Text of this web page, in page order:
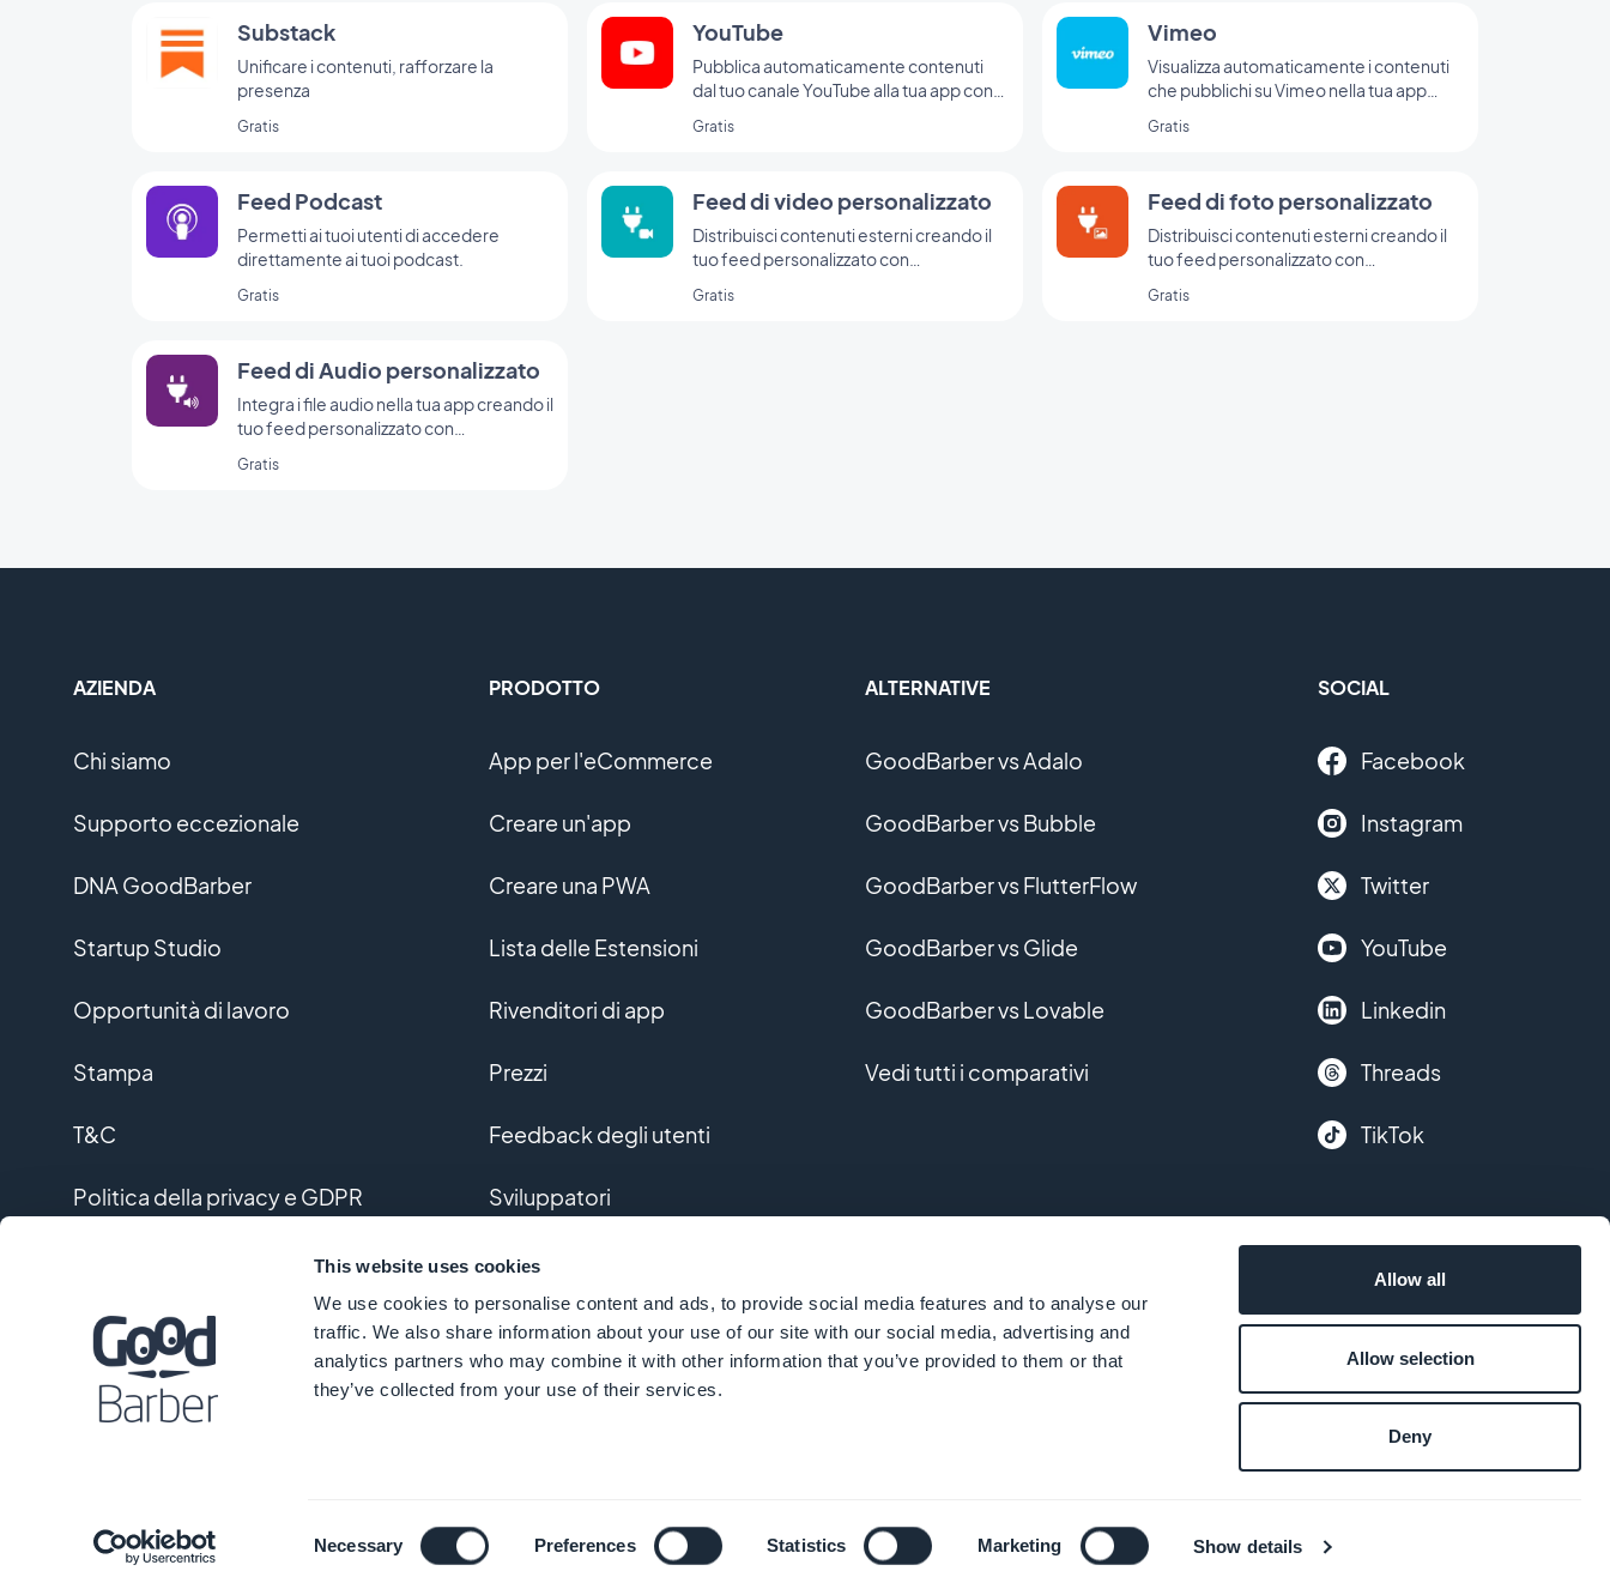
This website uses cookies
We use cookies to personalise content and ads, to provide social media features and to analyse our
traffic. We also share information about your use of our site with our social media, advertising and
analytics partners who may combine it with other information that you’ve provided to them or that
they’ve collected from your use of their services.
Necessary Preferences Statistics Marketing Show details
Allow all
Allow selection
Deny
Substack
Unificare i contenuti, rafforzare la
presenza
Gratis
YouTube
Pubblica automaticamente contenuti
dal tuo canale YouTube alla tua app con
Gratis
Vimeo
Visualizza automaticamente i contenuti
che pubblichi su Vimeo nella tua app
per una sincronizzazione in tempo reale
Gratis
Feed Podcast
Permetti ai tuoi utenti di accedere
direttamente ai tuoi podcast.
Gratis
Feed di video personalizzato
Distribuisci contenuti esterni creando il
tuo feed personalizzato con
Gratis
Feed di foto personalizzato
Distribuisci contenuti esterni creando il
tuo feed personalizzato con
GoodBarber.
Gratis
Feed di Audio personalizzato
Integra i file audio nella tua app creando il
tuo feed personalizzato con
GoodBarber.
Gratis
AZIENDA
Chi siamo
Supporto eccezionale
DNA GoodBarber
Startup Studio
Opportunità di lavoro
Stampa
T&C
Politica della privacy e GDPR
PRODOTTO
App per l'eCommerce
Creare un'app
Creare una PWA
Lista delle Estensioni
Rivenditori di app
Prezzi
Feedback degli utenti
Sviluppatori
Sviluppo personalizzato
Glossario
ALTERNATIVE
GoodBarber vs Adalo
GoodBarber vs Bubble
GoodBarber vs FlutterFlow
GoodBarber vs Glide
GoodBarber vs Lovable
Vedi tutti i comparativi
SOCIAL
Facebook
Instagram
Twitter
YouTube
Linkedin
Threads
TikTok